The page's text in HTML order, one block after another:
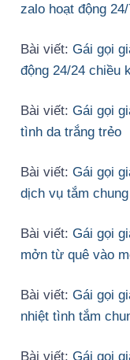
zalo hoạt động
Bài viết: Gái gọi
động 24/24 chiều
Bài viết: Gái gọi
tình da trắng trẻo
Bài viết: Gái gọi
dịch vụ tắm
Bài viết: Gái gọi
mởn từ quê vào
Bài viết: Gái gọi
nhiệt tình tắm
Bài viết: Gái gọi